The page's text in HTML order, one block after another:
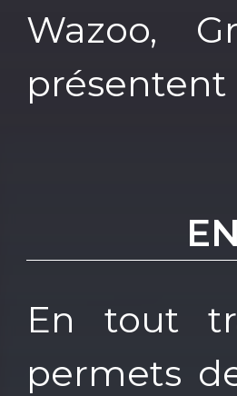
Wazoo,
présentent
En tout
permets